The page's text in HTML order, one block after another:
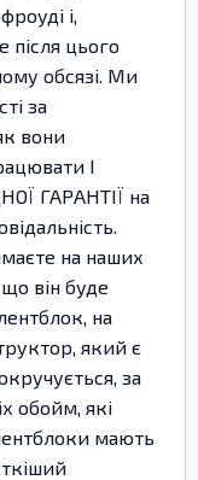
і,
після цього
обсязі. Ми
за
вони
І
ГАРАНТІЇ на
на наших
він буде
на
який є
за
обойм, які
мають